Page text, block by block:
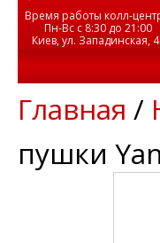
Время работы колл-
Пн-Вс с 8:30 до 21:00
Киев, ул. Западинская,
Главная /
пушки